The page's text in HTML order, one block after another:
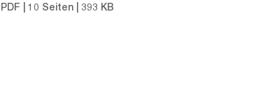
PDF | 10 Seiten | 393 KB